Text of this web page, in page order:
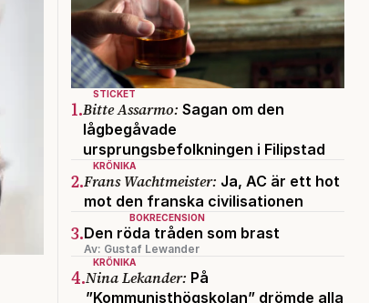
STICKET
1.Bitte Assarmo: Sagan om den
lågbegåvade
ursprungsbefolkningen i Filipstad
KRÖNIKA
2.Frans Wachtmeister: Ja, AC är ett hot
mot den franska civilisationen
BOKRECENSION
3.Den röda tråden som brast
Av: Gustaf Lewander
KRÖNIKA
4.Nina Lekander: På
”Kommunisthögskolan” drömde alla